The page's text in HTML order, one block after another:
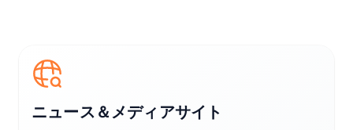
ニュース＆メディアサイト